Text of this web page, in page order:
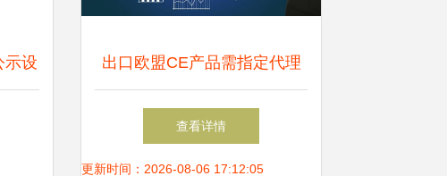
示设 出口欧盟CE产品需指定代理
人 先施质检解读最新合规要
求与信息咨询服务
查看详情
更新时间：2026-08-06 17:12:05